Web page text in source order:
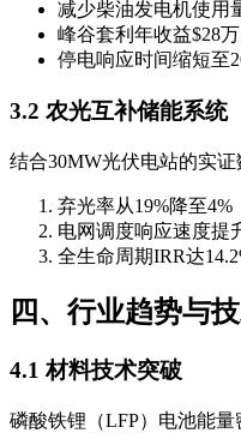
减少柴油发电机使用
峰谷套利年收益$28
停电响应时间缩短至
3.2 农光互补储能系统
结合30MW光伏电站的实证
弃光率从19%降至4%
电网调度响应速度提
全生命周期IRR达
四、行业趋势与
4.1 材料技术突破
磷酸铁锂（LFP）电池能量